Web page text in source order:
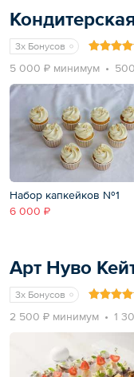
3x Бонусов
5 000 ₽ минимум
Набор капкейков №1
6 000 ₽
Арт Нуво
3x Бонусов
2 500 ₽ минимум 1